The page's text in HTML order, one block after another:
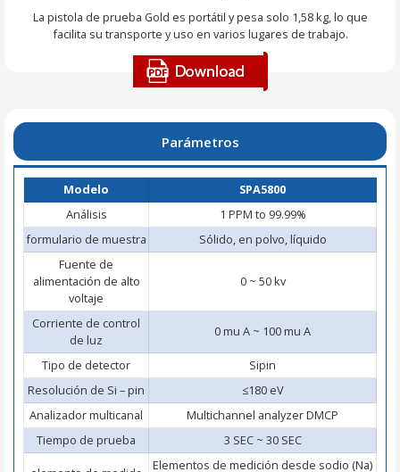
La pistola de prueba Gold es portátil y pesa solo 1,58 kg, lo que
facilita su transporte y uso en varios lugares de trabajo.
Parámetros
Modelo
SPA5800
Análisis
1 PPM to 99.99%
formulario de muestra
Sólido, en polvo, líquido
Fuente de
alimentación de alto
voltaje
0 ~ 50 kv
Corriente de control
de luz
0 mu A ~ 100 mu A
Tipo de detector
Sipin
Resolución de Si – pin
≤180 eV
Analizador multicanal
Multichannel analyzer DMCP
Tiempo de prueba
3 SEC ~ 30 SEC
Elementos de medición desde sodio (Na)